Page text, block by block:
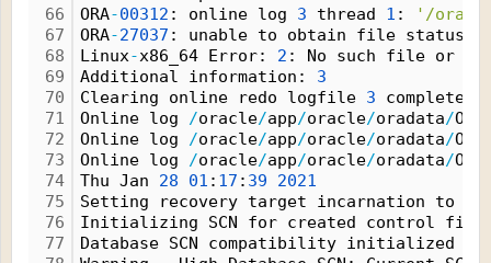
66
67
68
69
70
71
72
73
74
75
76
77
ORA-00312 : online log 3 thread 1 :
'/
ORA-27037 : unable to obtain file status
Linux-x86_64 Error: 2 : No such file or
Additional information: 3
Clearing online redo logfile 3 complete
Online log /oracle/app/oracle/oradata/
Online log /oracle/app/oracle/oradata/
Online log /oracle/app/oracle/oradata/
Thu Jan 28 01 : 17 : 39
2021
Setting recovery target incarnation to
Initializing SCN for created control file
Database SCN compatibility initialized